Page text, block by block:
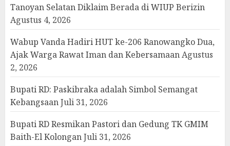
Tanoyan Selatan Diklaim Berada di WIUP Berizin
Agustus 4, 2026
Wabup Vanda Hadiri HUT ke-206 Ranowangko Dua,
Ajak Warga Rawat Iman dan KebersamaanAgustus
2, 2026
Bupati RD: Paskibraka adalah Simbol Semangat
KebangsaanJuli 31, 2026
Bupati RD Resmikan Pastori dan Gedung TK GMIM
Baith-El KolonganJuli 31, 2026